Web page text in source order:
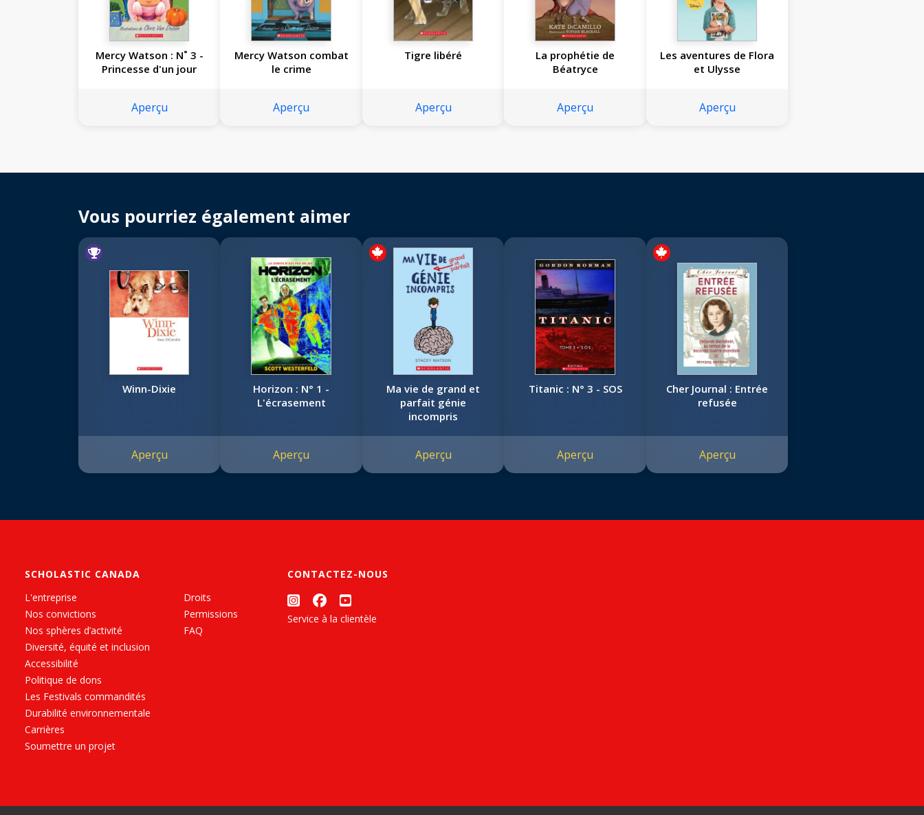
Mercy Watson : N˚ 3 -
Princesse d'un jour
Aperçu
Mercy Watson combat
le crime
Aperçu
Tigre libéré
Aperçu
La prophétie de
Béatryce
Aperçu
Les aventures de Flora
et Ulysse
Aperçu
Vous pourriez également aimer
Winn-Dixie
Aperçu
Horizon : N° 1 -
L'écrasement
Aperçu
Ma vie de grand et
parfait génie
incompris
Aperçu
Titanic : N° 3 - SOS
Aperçu
Cher Journal : Entrée
refusée
Aperçu
SCHOLASTIC CANADA
L'entreprise
Nos convictions
Nos sphères d’activité
Diversité, équité et inclusion
Accessibilité
Politique de dons
Les Festivals commandités
Durabilité environnementale
Carrières
Soumettre un projet
Droits
Permissions
FAQ
CONTACTEZ-NOUS
Service à la clientèle